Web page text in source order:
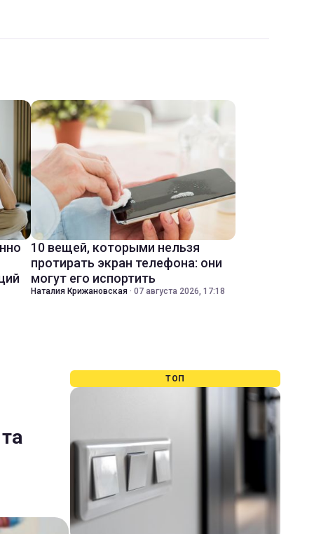
10 вещей, которыми нельзя
протирать экран телефона: они
могут его испортить
Наталия Крижановская · 07 августа 2026, 17:18
ТОП